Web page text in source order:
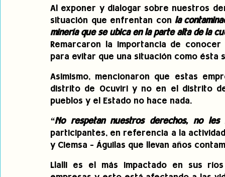
Al exponer y dialogar sobre nuestros
situación que enfrentan con la
minería que se ubica en la parte alta de la
Remarcaron la importancia de
para evitar que una situación como ésta
Asimismo, mencionaron que estas
distrito de Ocuviri y no en el distrito
pueblos y el Estado no hace nada.
“No respetan nuestros derechos, no
participantes, en referencia a la
y Ciemsa - Águilas que llevan años
Llalli es el más impactado en sus